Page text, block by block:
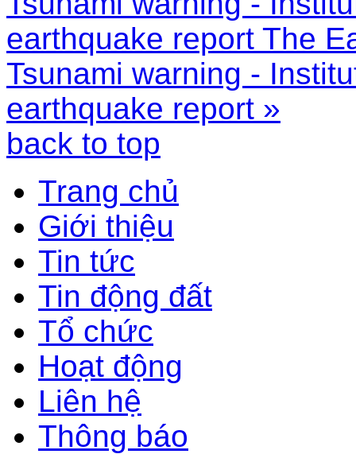
earthquake report The
Tsunami warning -
earthquake report »
back to top
Trang chủ
Giới thiệu
Tin tức
Tin động đất
Tổ chức
Hoạt động
Liên hệ
Thông báo